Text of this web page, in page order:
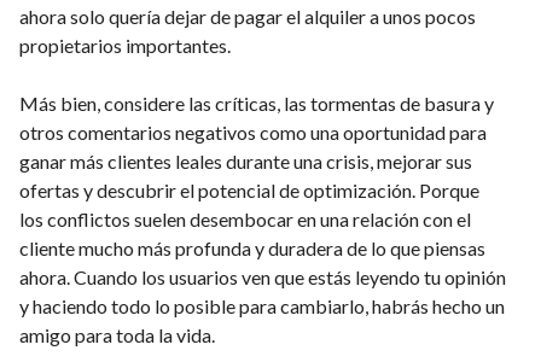
ahora solo quería dejar de pagar el alquiler a unos pocos
propietarios importantes.
Más bien, considere las críticas, las tormentas de basura y
otros comentarios negativos como una oportunidad para
ganar más clientes leales durante una crisis, mejorar sus
ofertas y descubrir el potencial de optimización. Porque
los conflictos suelen desembocar en una relación con el
cliente mucho más profunda y duradera de lo que piensas
ahora. Cuando los usuarios ven que estás leyendo tu opinión
y haciendo todo lo posible para cambiarlo, habrás hecho un
amigo para toda la vida.